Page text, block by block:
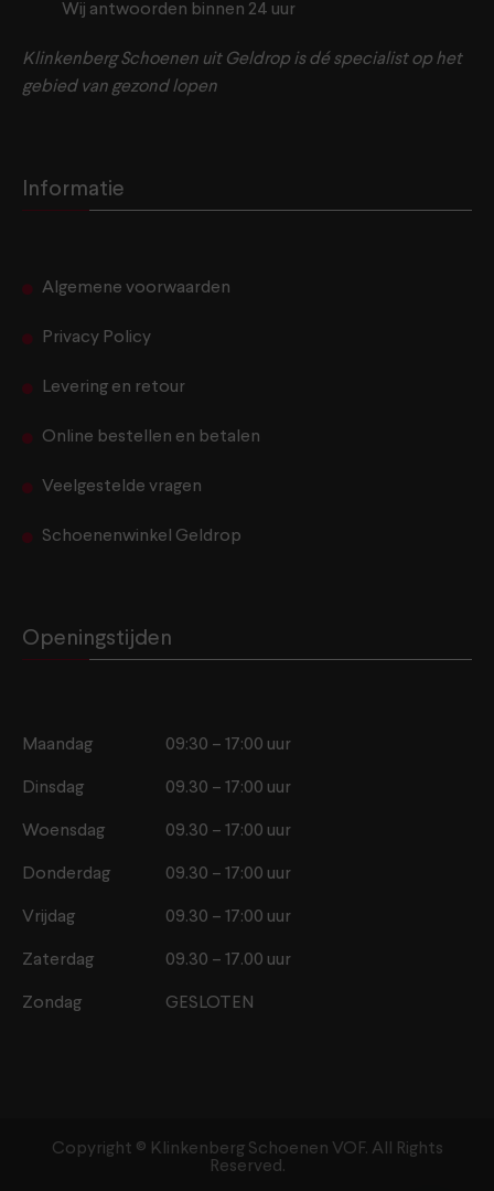
Wij antwoorden binnen 24 uur
Klinkenberg Schoenen uit Geldrop is dé specialist op het
gebied van gezond lopen
Informatie
Algemene voorwaarden
Privacy Policy
Levering en retour
Online bestellen en betalen
Veelgestelde vragen
Schoenenwinkel Geldrop
Openingstijden
Maandag 09:30 – 17:00 uur
Dinsdag 09.30 – 17:00 uur
Woensdag 09.30 – 17:00 uur
Donderdag 09.30 – 17:00 uur
Vrijdag 09.30 – 17:00 uur
Zaterdag 09.30 – 17.00 uur
Zondag GESLOTEN
Copyright ©️ Klinkenberg Schoenen VOF. All Rights
Reserved.